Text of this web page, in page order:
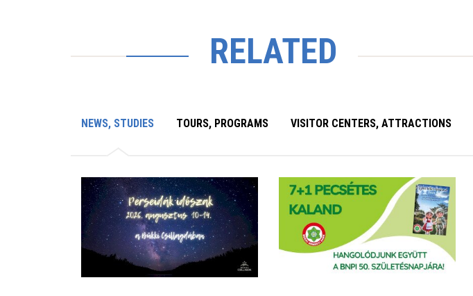
RELATED
NEWS, STUDIES TOURS, PROGRAMS VISITOR CENTERS, ATTRACTIONS